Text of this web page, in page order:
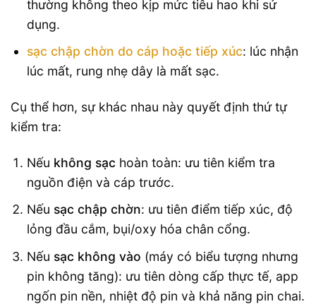
thường không theo kịp mức tiêu hao khi sử
dụng.
sạc chập chờn do cáp hoặc tiếp xúc: lúc nhận
lúc mất, rung nhẹ dây là mất sạc.
Cụ thể hơn, sự khác nhau này quyết định thứ tự
kiểm tra:
Nếu không sạc hoàn toàn: ưu tiên kiểm tra
nguồn điện và cáp trước.
Nếu sạc chập chờn: ưu tiên điểm tiếp xúc, độ
lỏng đầu cắm, bụi/oxy hóa chân cổng.
Nếu sạc không vào (máy có biểu tượng nhưng
pin không tăng): ưu tiên dòng cấp thực tế, app
ngốn pin nền, nhiệt độ pin và khả năng pin chai.